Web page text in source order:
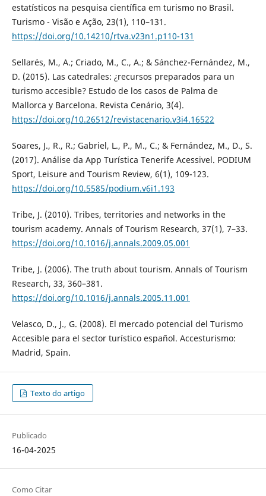
estatísticos na pesquisa científica em turismo no Brasil.
Turismo - Visão e Ação, 23(1), 110–131.
https://doi.org/10.14210/rtva.v23n1.p110-131
Sellarés, M., A.; Criado, M., C., A.; & Sánchez-Fernández, M.,
D. (2015). Las catedrales: ¿recursos preparados para un
turismo accesible? Estudo de los casos de Palma de
Mallorca y Barcelona. Revista Cenário, 3(4).
https://doi.org/10.26512/revistacenario.v3i4.16522
Soares, J., R., R.; Gabriel, L., P., M., C.; & Fernández, M., D., S.
(2017). Análise da App Turística Tenerife Acessivel. PODIUM
Sport, Leisure and Tourism Review, 6(1), 109-123.
https://doi.org/10.5585/podium.v6i1.193
Tribe, J. (2010). Tribes, territories and networks in the
tourism academy. Annals of Tourism Research, 37(1), 7–33.
https://doi.org/10.1016/j.annals.2009.05.001
Tribe, J. (2006). The truth about tourism. Annals of Tourism
Research, 33, 360–381.
https://doi.org/10.1016/j.annals.2005.11.001
Velasco, D., J., G. (2008). El mercado potencial del Turismo
Accesible para el sector turístico español. Accesturismo:
Madrid, Spain.
Texto do artigo
Publicado
16-04-2025
Como Citar